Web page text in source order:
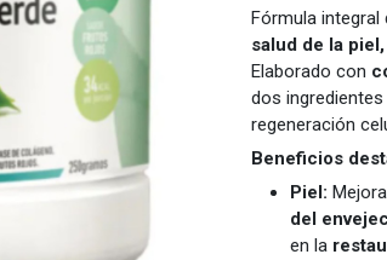
Fórmula
salud de la
Elaborado con
dos
regeneración
Beneficios
Piel:
del
en la